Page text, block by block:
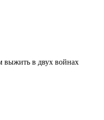
выжить в двух войнах